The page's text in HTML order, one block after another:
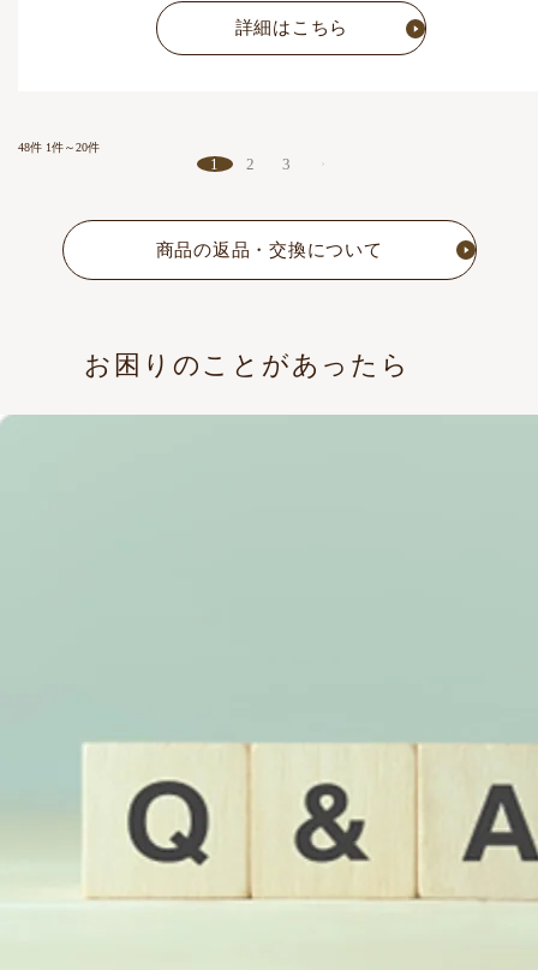
詳細はこちら
48件 1件～20件
1 2 3
商品の返品・交換について
お困りのことがあったら